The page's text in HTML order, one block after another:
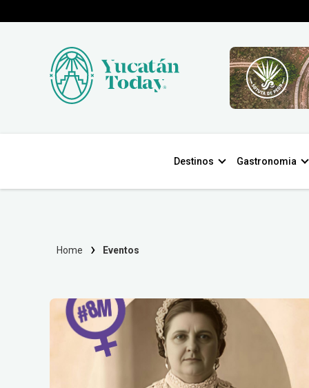
Destinos Gastronomia
Home Eventos